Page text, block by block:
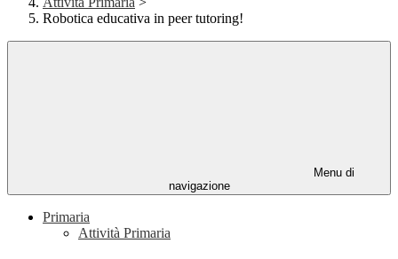
Robotica educativa in peer tutoring!
Menu di
navigazione
Primaria
Attività Primaria